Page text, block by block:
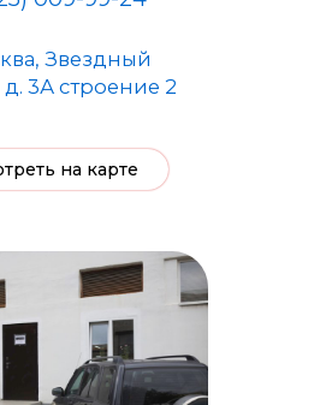
Звездный
3А строение 2
на карте